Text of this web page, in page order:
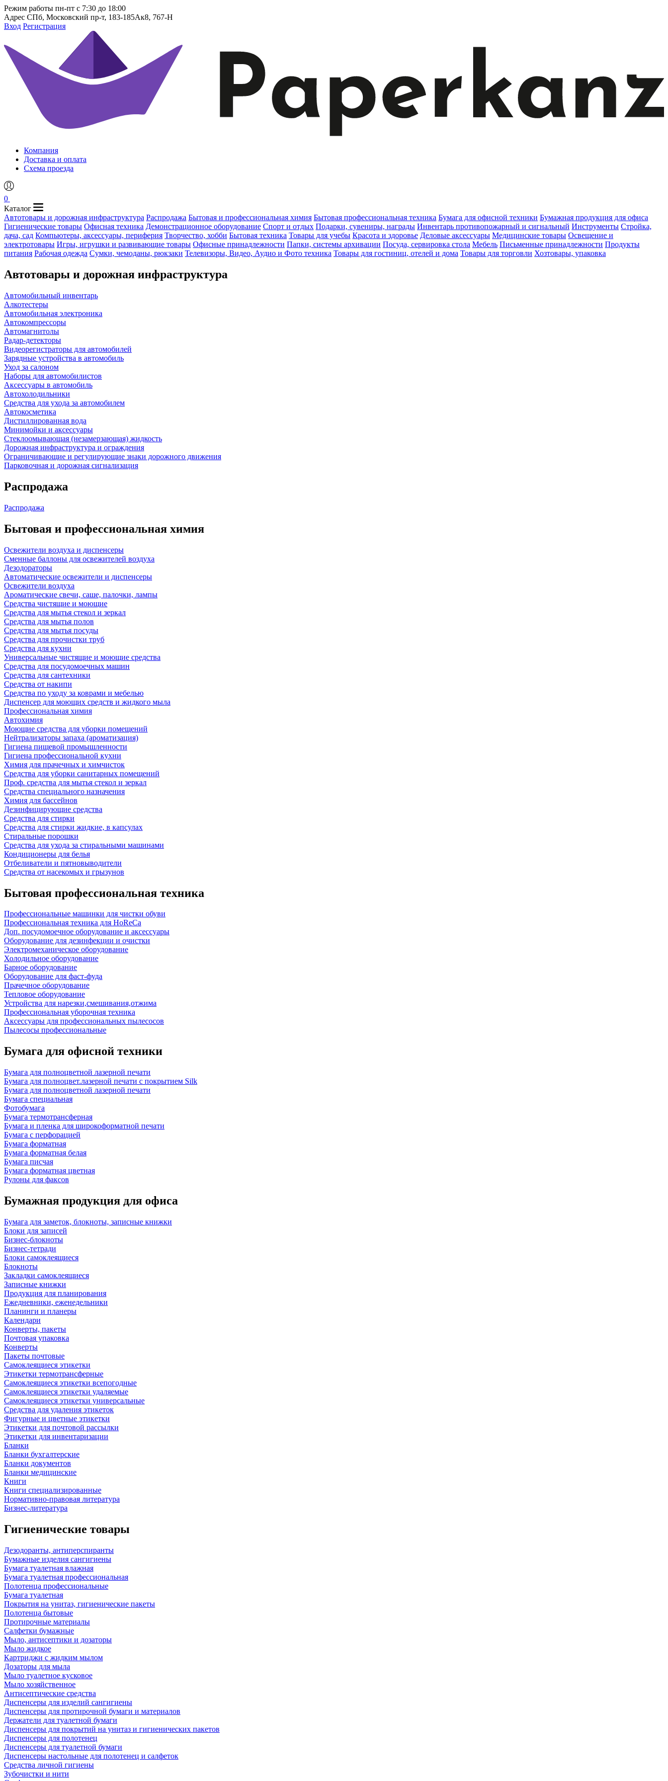
Режим работы пн-пт с 7:30 до 18:00
Адрес СПб, Московский пр-т, 183-185Ак8, 767-Н
Вход Регистрация
Компания
Доставка и оплата
Схема проезда
0
Каталог
Автотовары и дорожная инфраструктура Распродажа Бытовая и профессиональная химия Бытовая профессиональная техника Бумага для офисной техники Бумажная продукция для офиса
Гигиенические товары Офисная техника Демонстрационное оборудование Спорт и отдых Подарки, сувениры, награды Инвентарь противопожарный и сигнальный Инструменты Стройка,
дача, сад Компьютеры, аксессуары, периферия Творчество, хобби Бытовая техника Товары для учебы Красота и здоровье Деловые аксессуары Медицинские товары Освещение и
электротовары Игры, игрушки и развивающие товары Офисные принадлежности Папки, системы архивации Посуда, сервировка стола Мебель Письменные принадлежности Продукты
питания Рабочая одежда Сумки, чемоданы, рюкзаки Телевизоры, Видео, Аудио и Фото техника Товары для гостиниц, отелей и дома Товары для торговли Хозтовары, упаковка
Автотовары и дорожная инфраструктура
Автомобильный инвентарь
Алкотестеры
Автомобильная электроника
Автокомпрессоры
Автомагнитолы
Радар-детекторы
Видеорегистраторы для автомобилей
Зарядные устройства в автомобиль
Уход за салоном
Наборы для автомобилистов
Аксессуары в автомобиль
Автохолодильники
Средства для ухода за автомобилем
Автокосметика
Дистиллированная вода
Минимойки и аксессуары
Стеклоомывающая (незамерзающая) жидкость
Дорожная инфраструктура и ограждения
Ограничивающие и регулирующие знаки дорожного движения
Парковочная и дорожная сигнализация
Распродажа
Распродажа
Бытовая и профессиональная химия
Освежители воздуха и диспенсеры
Сменные баллоны для освежителей воздуха
Дезодораторы
Автоматические освежители и диспенсеры
Освежители воздуха
Ароматические свечи, саше, палочки, лампы
Средства чистящие и моющие
Средства для мытья стекол и зеркал
Средства для мытья полов
Средства для мытья посуды
Средства для прочистки труб
Средства для кухни
Универсальные чистящие и моющие средства
Средства для посудомоечных машин
Средства для сантехники
Средства от накипи
Средства по уходу за коврами и мебелью
Диспенсер для моющих средств и жидкого мыла
Профессиональная химия
Автохимия
Моющие средства для уборки помещений
Нейтрализаторы запаха (ароматизация)
Гигиена пищевой промышленности
Гигиена профессиональной кухни
Химия для прачечных и химчисток
Средства для уборки санитарных помещений
Проф. средства для мытья стекол и зеркал
Средства специального назначения
Химия для бассейнов
Дезинфицирующие средства
Средства для стирки
Средства для стирки жидкие, в капсулах
Стиральные порошки
Средства для ухода за стиральными машинами
Кондиционеры для белья
Отбеливатели и пятновыводители
Средства от насекомых и грызунов
Бытовая профессиональная техника
Профессиональные машинки для чистки обуви
Профессиональная техника для HoReCa
Доп. посудомоечное оборудование и аксессуары
Оборудование для дезинфекции и очистки
Электромеханическое оборудование
Холодильное оборудование
Барное оборудование
Оборудование для фаст-фуда
Прачечное оборудование
Тепловое оборудование
Устройства для нарезки,смешивания,отжима
Профессиональная уборочная техника
Аксессуары для профессиональных пылесосов
Пылесосы профессиональные
Бумага для офисной техники
Бумага для полноцветной лазерной печати
Бумага для полноцвет.лазерной печати с покрытием Silk
Бумага для полноцветной лазерной печати
Бумага специальная
Фотобумага
Бумага термотрансферная
Бумага и пленка для широкоформатной печати
Бумага с перфорацией
Бумага форматная
Бумага форматная белая
Бумага писчая
Бумага форматная цветная
Рулоны для факсов
Бумажная продукция для офиса
Бумага для заметок, блокноты, записные книжки
Блоки для записей
Бизнес-блокноты
Бизнес-тетради
Блоки самоклеящиеся
Блокноты
Закладки самоклеящиеся
Записные книжки
Продукция для планирования
Ежедневники, еженедельники
Планинги и планеры
Календари
Конверты, пакеты
Почтовая упаковка
Конверты
Пакеты почтовые
Самоклеящиеся этикетки
Этикетки термотрансферные
Самоклеящиеся этикетки всепогодные
Самоклеящиеся этикетки удаляемые
Самоклеящиеся этикетки универсальные
Средства для удаления этикеток
Фигурные и цветные этикетки
Этикетки для почтовой рассылки
Этикетки для инвентаризации
Бланки
Бланки бухгалтерские
Бланки документов
Бланки медицинские
Книги
Книги специализированные
Нормативно-правовая литература
Бизнес-литература
Гигиенические товары
Дезодоранты, антиперспиранты
Бумажные изделия сангигиены
Бумага туалетная влажная
Бумага туалетная профессиональная
Полотенца профессиональные
Бумага туалетная
Покрытия на унитаз, гигиенические пакеты
Полотенца бытовые
Протирочные материалы
Салфетки бумажные
Мыло, антисептики и дозаторы
Мыло жидкое
Картриджи с жидким мылом
Дозаторы для мыла
Мыло туалетное кусковое
Мыло хозяйственное
Антисептические средства
Диспенсеры для изделий сангигиены
Диспенсеры для протирочной бумаги и материалов
Держатели для туалетной бумаги
Диспенсеры для покрытий на унитаз и гигиенических пакетов
Диспенсеры для полотенец
Диспенсеры для туалетной бумаги
Диспенсеры настольные для полотенец и салфеток
Средства личной гигиены
Зубочистки и нити